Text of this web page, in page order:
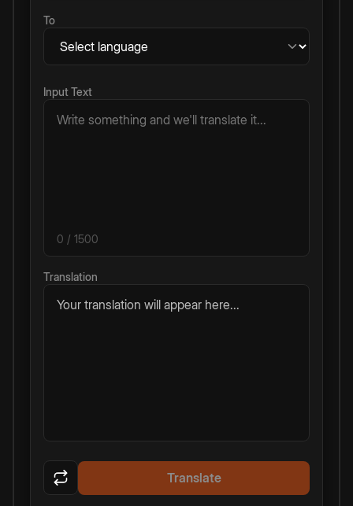
To
Input Text
0 / 1500
Translation
Your translation will appear here...
Translate